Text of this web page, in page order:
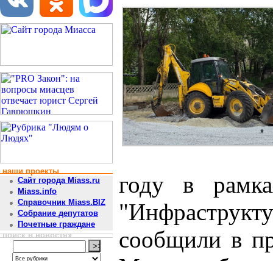
наши проекты
Сайт города Miass.ru
Miass.info
Справочник Miass.BIZ
Собрание депутатов
Почетные граждане
поиск в новостях
году в
сообщили в